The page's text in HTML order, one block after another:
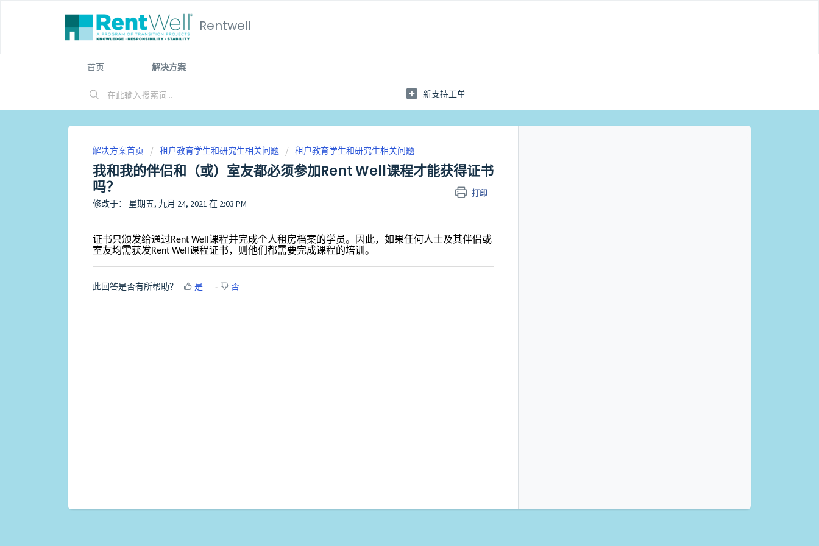
Rentwell
首页 解决方案
新支持工单
解决方案首页 租户教育学生和研究生相关问题 租户教育学生和研究生相关问题
我和我的伴侣和（或）室友都必须参加Rent Well课程才能获得证书
吗？
打印
修改于： 星期五, 九月 24, 2021 在 2:03 PM
证书只颁发给通过Rent Well课程并完成个人租房档案的学员。因此，如果任何人士及其伴侣或
室友均需获发Rent Well课程证书，则他们都需要完成课程的培训。
此回答是否有所帮助？ 是 否